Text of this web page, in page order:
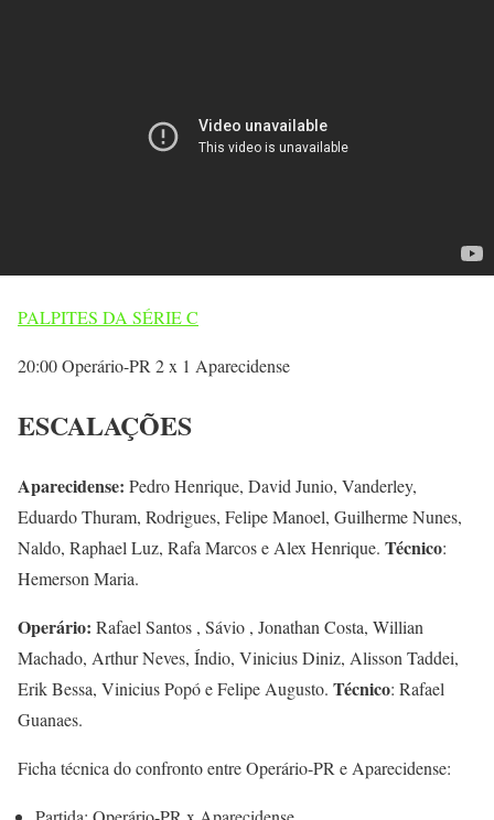
PALPITES DA SÉRIE C
20:00 Operário-PR 2 x 1 Aparecidense
ESCALAÇÕES
Aparecidense: Pedro Henrique, David Junio, Vanderley,
Eduardo Thuram, Rodrigues, Felipe Manoel, Guilherme Nunes,
Naldo, Raphael Luz, Rafa Marcos e Alex Henrique. Técnico:
Hemerson Maria.
Operário: Rafael Santos , Sávio , Jonathan Costa, Willian
Machado, Arthur Neves, Índio, Vinicius Diniz, Alisson Taddei,
Erik Bessa, Vinicius Popó e Felipe Augusto. Técnico: Rafael
Guanaes.
Ficha técnica do confronto entre Operário-PR e Aparecidense: